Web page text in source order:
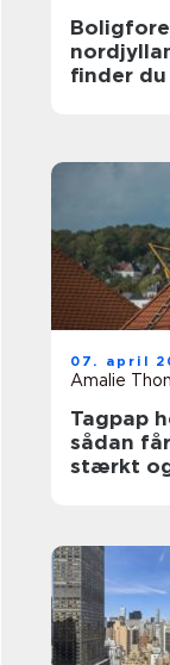
nordjylland
finder
07. april
Amalie
Tagpap
sådan
stærkt